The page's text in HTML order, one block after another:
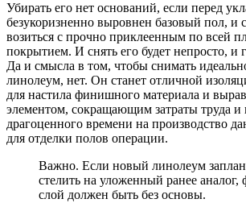
Убирать его нет оснований, если перед
безукоризненно выровнен базовый пол, и
возиться с прочно приклеенным по всей
покрытием. И снять его будет непросто, и
Да и смысла в том, чтобы снимать
линолеум, нет. Он станет отличной
для настила финишного материала и
элементом, сокращающим затраты труда и
драгоценного времени на производство
для отделки полов операции.
Важно. Если новый линолеум
стелить на уложенный ранее
слой должен быть без основы.